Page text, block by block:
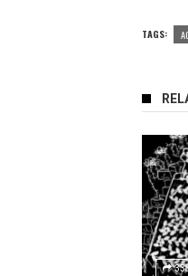
TAGS: